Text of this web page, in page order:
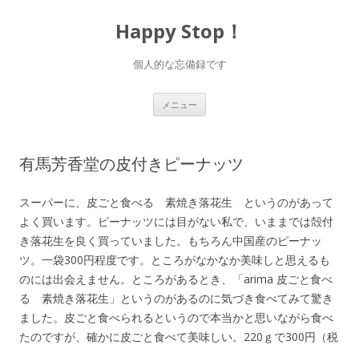
Happy Stop！
個人的な忘備録です
メニュー
ス
プ
有馬芳香堂の皮付きピーナッツ
スーパーに、皮ごと食べる 素焼き落花生 というのがあって
よく買います。ピーナッツには目がない私で、いままでは殻付
き落花生を良く買っていました。もちろん中国産のピーナッ
ツ。一袋300円程度です。ところがなかなか美味しと思えるも
のには出会えません。ところがあるとき、「arima 皮ごと食べ
る 素焼き落花生」というのがあるのに気づき食べてみて驚き
ました。皮ごと食べられるというので本当かと思いながら食べ
たのですが、確かに皮ごと食べて美味しい。220ｇで300円（税